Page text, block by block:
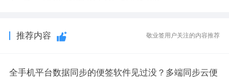
推荐内容 敬业签用户关注的内容推荐
全手机平台数据同步的便签软件见过没？多端同步云便